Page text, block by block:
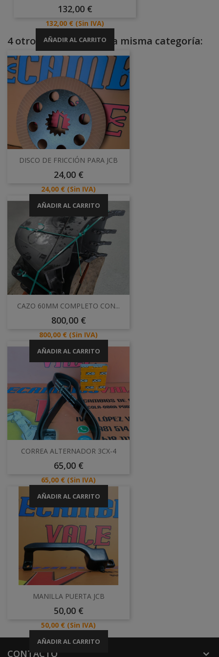
Precio
132,00 €
Precio
132,00 € (Sin IVA)
AÑADIR AL CARRITO
4 otros productos en la misma categoría:
DISCO DE FRICCIÓN PARA JCB
Precio
24,00 €
Precio
24,00 € (Sin IVA)
AÑADIR AL CARRITO
CAZO 60MM COMPLETO CON...
Precio
800,00 €
Precio
800,00 € (Sin IVA)
AÑADIR AL CARRITO
CORREA ALTERNADOR 3CX-4
Precio
65,00 €
Precio
65,00 € (Sin IVA)
AÑADIR AL CARRITO
MANILLA PUERTA JCB
Precio
50,00 €
Precio
50,00 € (Sin IVA)
AÑADIR AL CARRITO
CONTACTO